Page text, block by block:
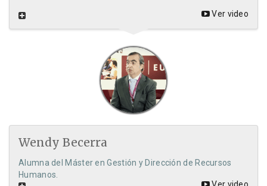
Ver video
Wendy Becerra
Alumna del Máster en Gestión y Dirección de Recursos
Humanos.